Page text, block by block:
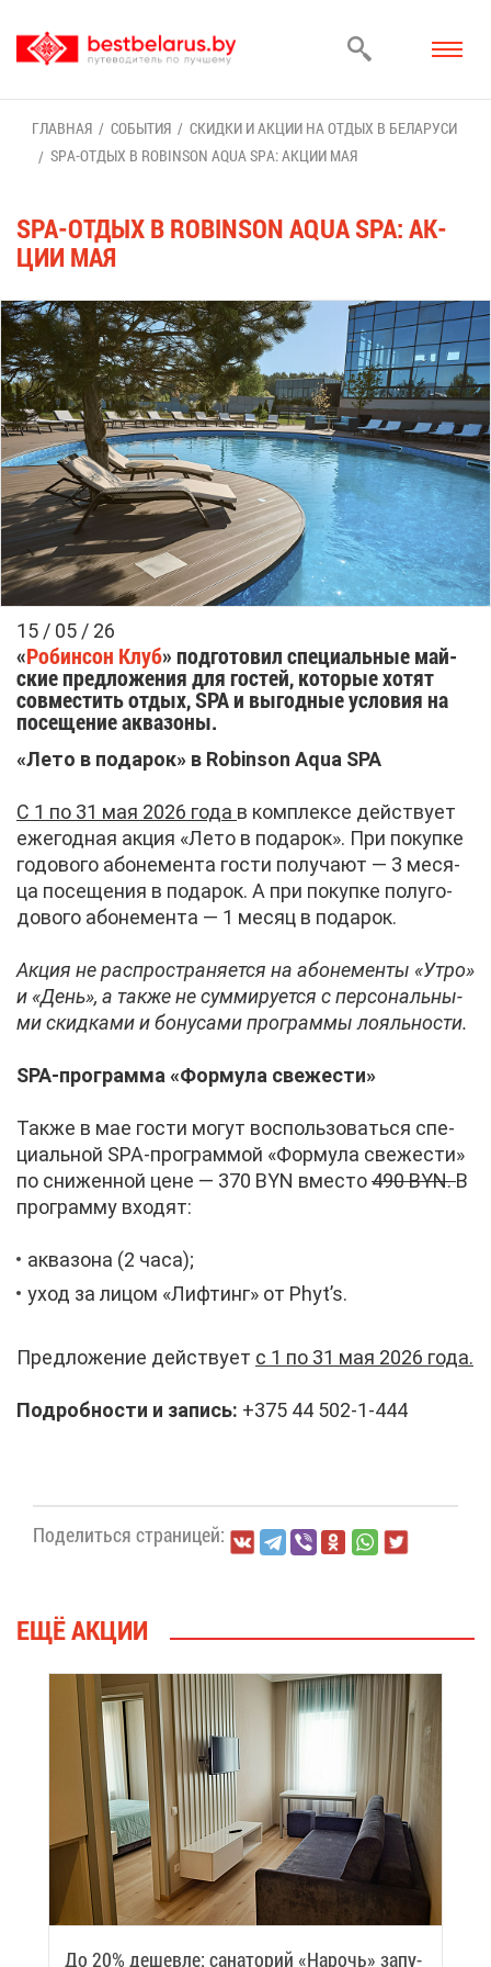
ГЛАВ­НАЯ СО­БЫ­ТИЯ
СКИД­КИ И АК­ЦИИ НА ОТ­ДЫХ В БЕ­ЛА­РУ­СИ
SPA-ОТ­ДЫХ В ROBINSON AQUA SPA: АК­ЦИИ МАЯ
SPA-ОТ­ДЫХ В ROBINSON AQUA SPA: АК­
ЦИИ МАЯ
15 / 05 / 26
«Ро­бин­сон Клуб» под­го­то­вил спе­ци­аль­ные май­
ские пред­ло­же­ния для го­стей, ко­то­рые хо­тят
сов­ме­стить от­дых, SPA и вы­год­ные усло­вия на
по­се­ще­ние ак­ва­зо­ны.
«Ле­то в по­да­рок» в Robinson Aqua SPA
С 1 по 31 мая 2026 го­да в ком­плек­се дей­ству­ет
еже­год­ная ак­ция «Ле­то в по­да­рок». При по­куп­ке
го­до­во­го або­не­мен­та го­сти по­лу­ча­ют — 3 ме­ся­
ца по­се­ще­ния в по­да­рок. А при по­куп­ке по­лу­го­
до­во­го або­не­мен­та — 1 ме­сяц в по­да­рок.
Ак­ция не рас­про­стра­ня­ет­ся на або­не­мен­ты «Утро»
и «День», а та­к­же не сум­ми­ру­ет­ся с пер­со­наль­ны­
ми скид­ка­ми и бо­ну­са­ми про­грам­мы ло­яль­но­сти.
SPA-про­грам­ма «Фор­му­ла све­же­сти»
Та­к­же в мае го­сти мо­гут вос­поль­зо­вать­ся спе­
ци­аль­ной SPA-про­грам­мой «Фор­му­ла све­же­сти»
по сни­жен­ной цене — 370 BYN вме­сто490 BYN.В
про­грам­му вхо­дят:
ак­ва­зо­на (2 ча­са);
уход за ли­цом «Лиф­тинг» от Phyt’s.
Пред­ло­же­ние дей­ству­ет с 1 по 31 мая 2026 го­да.
По­дроб­но­сти и за­пись: +375 44 502-1-444
По­де­лить­ся стра­ни­цей:
ЕЩЁ АК­ЦИИ
До 20% де­шев­ле: са­на­то­рий «На­рочь» за­пу­